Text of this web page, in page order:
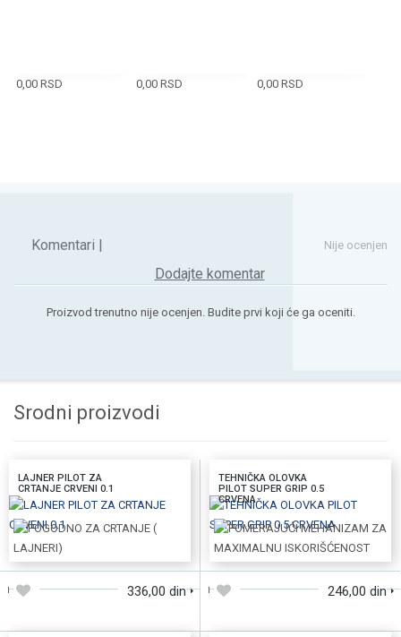
0,00 RSD 0,00RSD 0,00 RSD
Nije ocenjen
Komentari |
Dodajte komentar
Proizvod trenutno nije ocenjen. Budite prvi koji će ga oceniti.
Srodni proizvodi
LAJNER PILOT ZA
CRTANJE CRVENI 0.1
DODAJTE U KORPU
336,00 din
TEHNIČKA OLOVKA
PILOT SUPER GRIP 0.5
CRVENA
DODAJTE U KORPU
246,00 din